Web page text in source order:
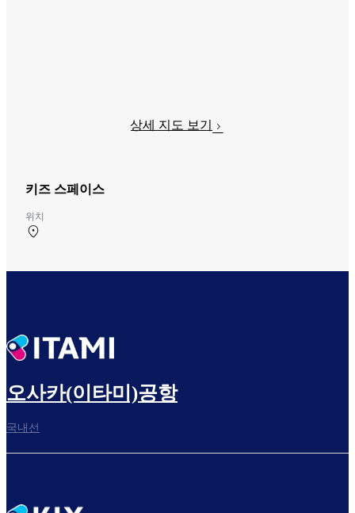
상세 지도 보기
키즈 스페이스
위치
오사카(이타미)공항
국내선